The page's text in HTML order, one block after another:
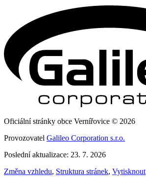
Oficiální stránky obce Vernířovice © 2026
Provozovatel Galileo Corporation s.r.o.
Poslední aktualizace: 23. 7. 2026
Změna vzhledu, Struktura stránek, Vytisknout